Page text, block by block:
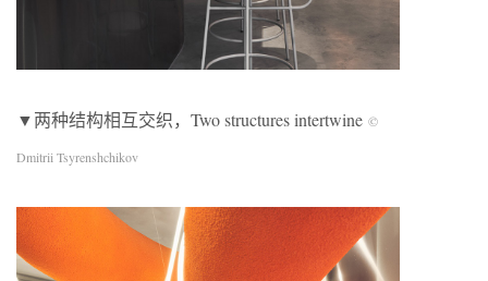
▼两种结构相互交织，Two structures intertwine ©
Dmitrii Tsyrenshchikov